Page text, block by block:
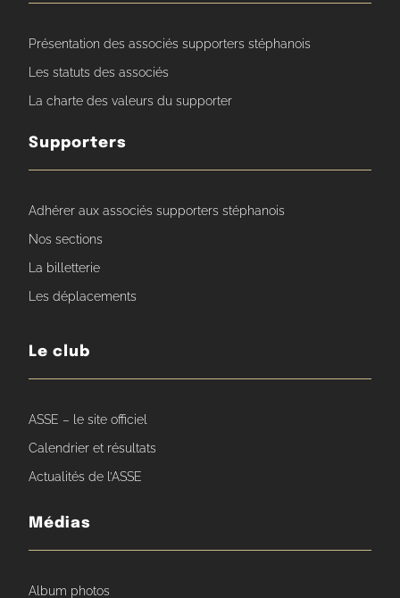
Présentation des associés supporters stéphanois
Les statuts des associés
La charte des valeurs du supporter
Supporters
Adhérer aux associés supporters stéphanois
Nos sections
La billetterie
Les déplacements
Le club
ASSE – le site officiel
Calendrier et résultats
Actualités de l’ASSE
Médias
Album photos